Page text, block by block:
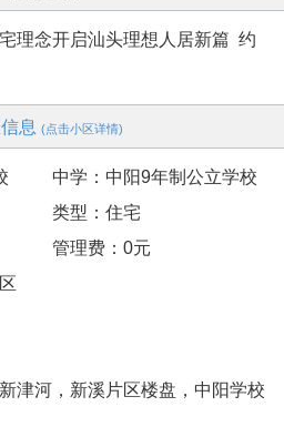
理念开启汕头理想人居新篇 约
息 (点击小区详情)
中学：中阳9年制公立学校
类型：住宅
管理费：0元
津河，新溪片区楼盘，中阳学校